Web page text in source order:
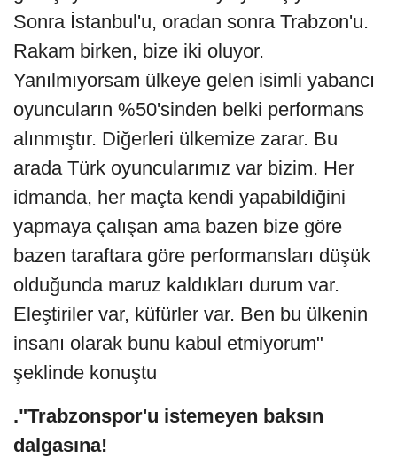
Sonra İstanbul'u, oradan sonra Trabzon'u.
Rakam birken, bize iki oluyor.
Yanılmıyorsam ülkeye gelen isimli yabancı
oyuncuların %50'sinden belki performans
alınmıştır. Diğerleri ülkemize zarar. Bu
arada Türk oyuncularımız var bizim. Her
idmanda, her maçta kendi yapabildiğini
yapmaya çalışan ama bazen bize göre
bazen taraftara göre performansları düşük
olduğunda maruz kaldıkları durum var.
Eleştiriler var, küfürler var. Ben bu ülkenin
insanı olarak bunu kabul etmiyorum"
şeklinde konuştu
."Trabzonspor'u istemeyen baksın
dalgasına!